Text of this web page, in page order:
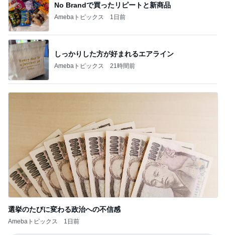
No Brandで買ったリピートと新商品
Amebaトピックス 1日前
しっかりした方が好まれるエアライン
Amebaトピックス 21時間前
選挙のたびに変わる政治への不信感
Amebaトピックス 1日前